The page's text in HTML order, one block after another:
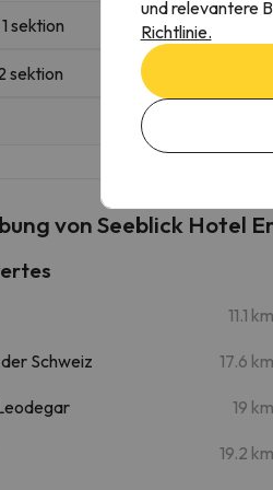
sektion
sektion
von Seeblick Hotel
11.1 km
Schweiz 17.6 km
19 km
19.2 km
und relevantere
Richtlinie.